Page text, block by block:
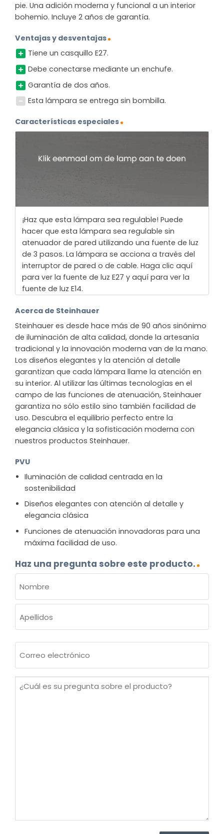
pie. Una adición moderna y funcional a un interior
bohemio. Incluye 2 años de garantía.
Ventajas y desventajas
Tiene un casquillo E27.
Debe conectarse mediante un enchufe.
Garantía de dos años.
Esta lámpara se entrega sin bombilla.
Características especiales
¡Haz que esta lámpara sea regulable! Puede
hacer que esta lámpara sea regulable sin
atenuador de pared utilizando una fuente de luz
de 3 pasos. La lámpara se acciona a través del
interruptor de pared o de cable. Haga clic aquí
para ver la fuente de luz E27 y aquí para ver la
fuente de luz E14.
Acerca de Steinhauer
Steinhauer es desde hace más de 90 años sinónimo
de iluminación de alta calidad, donde la artesanía
tradicional y la innovación moderna van de la mano.
Los diseños elegantes y la atención al detalle
garantizan que cada lámpara llame la atención en
su interior. Al utilizar las últimas tecnologías en el
campo de las funciones de atenuación, Steinhauer
garantiza no sólo estilo sino también facilidad de
uso. Descubra el equilibrio perfecto entre la
elegancia clásica y la sofisticación moderna con
nuestros productos Steinhauer.
PVU
Iluminación de calidad centrada en la
sostenibilidad
Diseños elegantes con atención al detalle y
elegancia clásica
Funciones de atenuación innovadoras para una
máxima facilidad de uso.
Haz una pregunta sobre este producto.
(OBLIGATORIO)
Nombre
electrónico
¿Cuál